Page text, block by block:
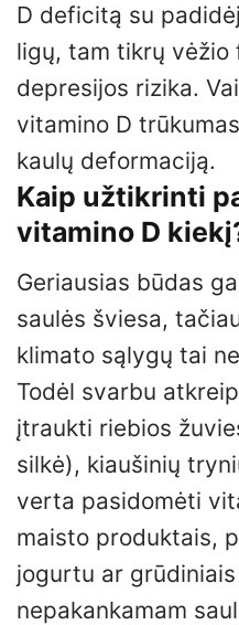
D deficitą su
ligų, tam tikrų vėžio
depresijos rizika.
vitamino D
kaulų deformaciją.
Kaip užtikrinti
vitamino D
Geriausias būdas
saulės šviesa,
klimato sąlygų tai
Todėl svarbu
įtraukti riebios
silkė), kiaušinių
verta pasidomėti
maisto produktais,
jogurtu ar
nepakankamam